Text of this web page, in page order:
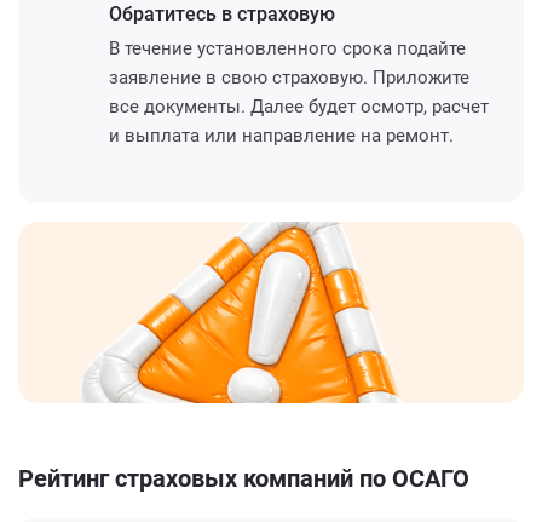
Обратитесь в страховую
В течение установленного срока подайте
заявление в свою страховую. Приложите
все документы. Далее будет осмотр, расчет
и выплата или направление на ремонт.
Рейтинг страховых компаний по ОСАГО